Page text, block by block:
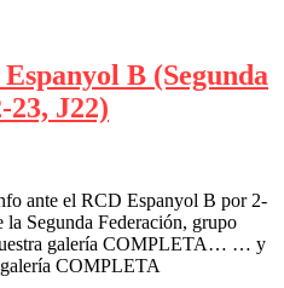
B (Segunda
23, J22)
ante el RCD Espanyol B por 2-
la Segunda Federación, grupo
galería COMPLETA… … y
COMPLETA